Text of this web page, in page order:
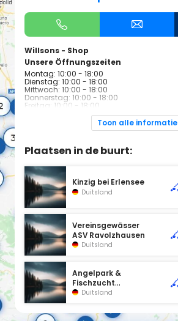
Willsons - Shop
Unsere Öffnungszeiten
Montag: 10:00 - 18:00
Dienstag: 10:00 - 18:00
Mittwoch: 10:00 - 18:00
Donnerstag: 10:00 - 18:00
Freitag: 10:00 - 18:00
Samstag: Geschlossen
Sonntag: GeschlossenToon alle informatie
Plaatsen in de buurt:
Kinzig bei Erlensee
Duitsland
Vereinsgewässer
ASV Ravolzhausen
Duitsland
Angelpark &
Fischzucht
Schweizer
Duitsland